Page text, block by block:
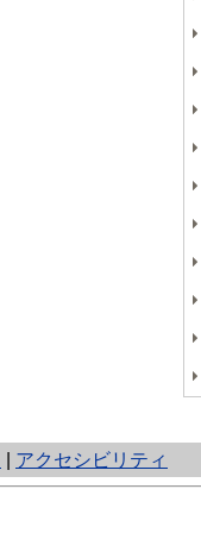
アクセシビリティ